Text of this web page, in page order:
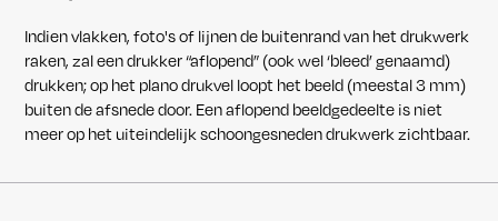
Indien vlakken, foto's of lijnen de buitenrand van het drukwerk
raken, zal een drukker “aflopend” (ook wel ‘bleed’ genaamd)
drukken; op het plano drukvel loopt het beeld (meestal 3 mm)
buiten de afsnede door. Een aflopend beeldgedeelte is niet
meer op het uiteindelijk schoongesneden drukwerk zichtbaar.